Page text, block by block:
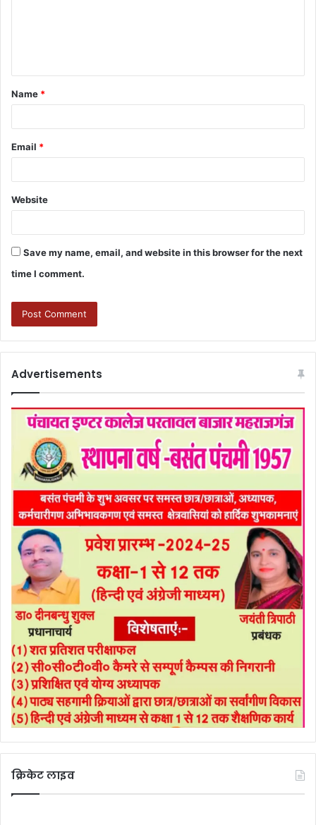
Name *
Email *
Website
Save my name, email, and website in this browser for the next
time I comment.
Advertisements
क्रिकेट लाइव